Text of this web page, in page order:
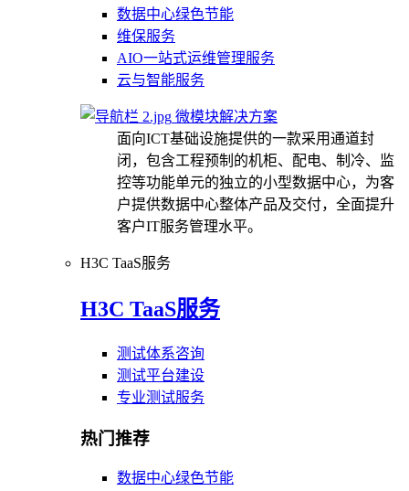
数据中心绿色节能
维保服务
AIO一站式运维管理服务
云与智能服务
微模块解决方案
面向ICT基础设施提供的一款采用通道封
闭，包含工程预制的机柜、配电、制冷、监
控等功能单元的独立的小型数据中心，为客
户提供数据中心整体产品及交付，全面提升
客户IT服务管理水平。
H3C TaaS服务
H3C TaaS服务
测试体系咨询
测试平台建设
专业测试服务
热门推荐
数据中心绿色节能